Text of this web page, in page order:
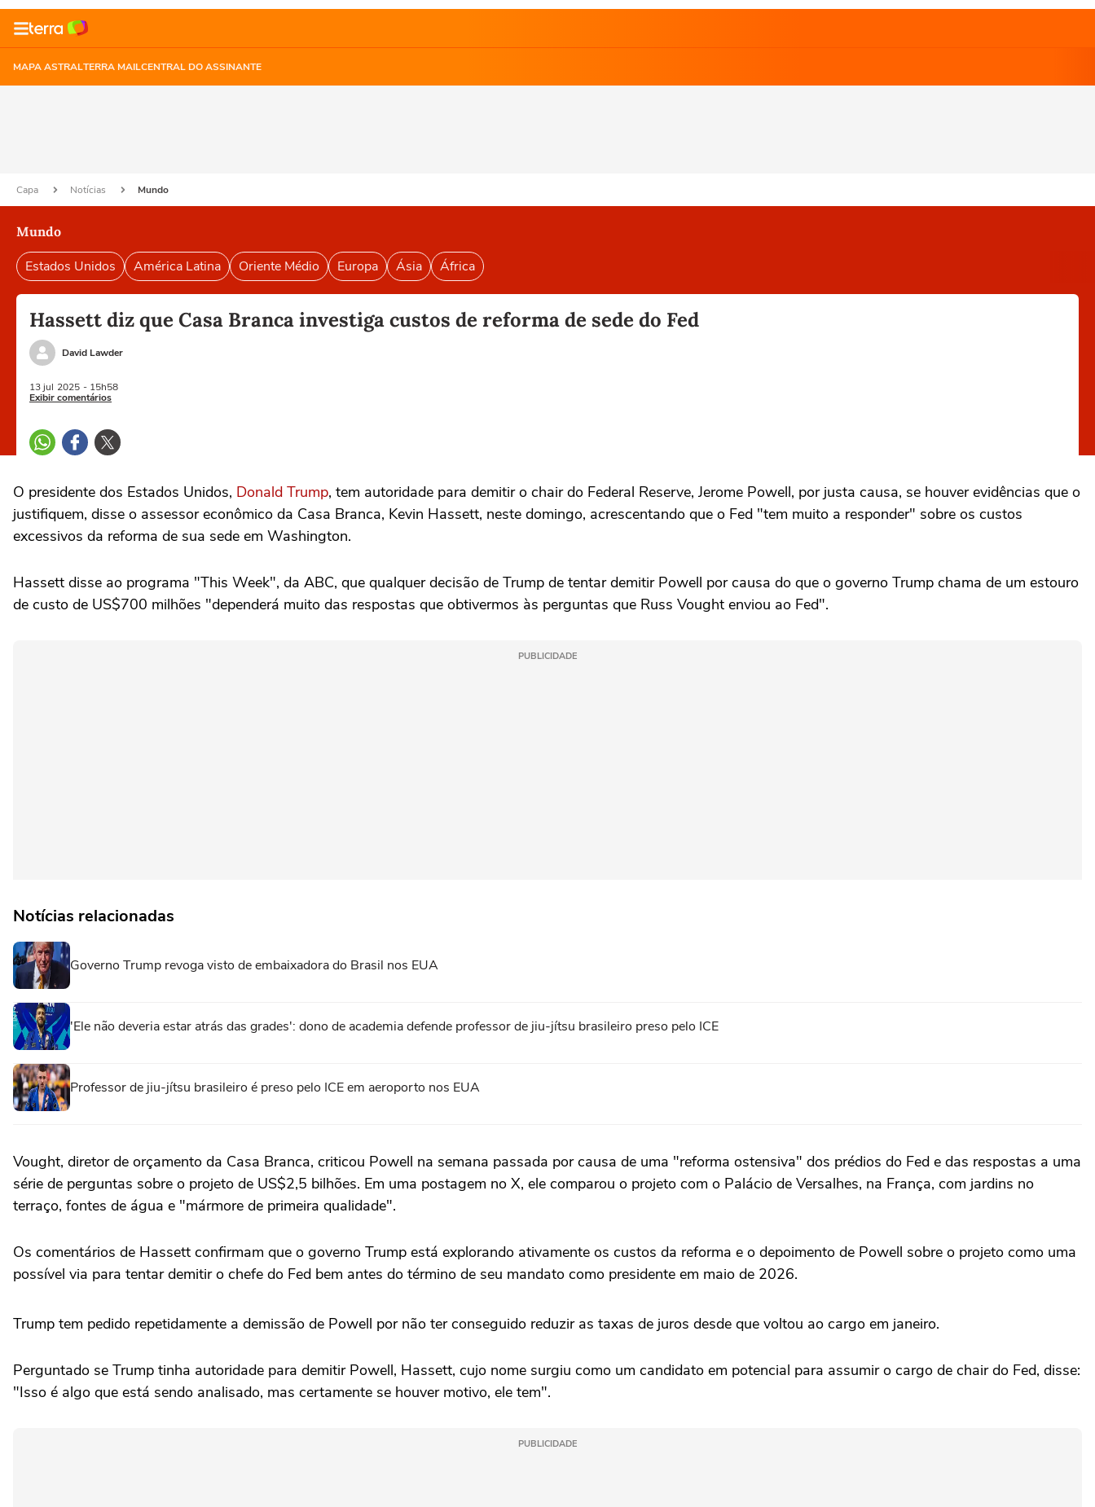
MAPA ASTRALTERRA MAILCENTRAL DO ASSINANTE
Capa Notícias Mundo
Mundo
Estados Unidos América Latina Oriente Médio Europa Ásia África
Hassett diz que Casa Branca investiga custos de reforma de sede do Fed
David Lawder
13 jul 2025 - 15h58
Exibir comentários
O presidente dos Estados Unidos, Donald Trump, tem autoridade para demitir o chair do Federal Reserve, Jerome Powell, por justa causa, se houver evidências que o
justifiquem, disse o assessor econômico da Casa Branca, Kevin Hassett, neste domingo, acrescentando que o Fed "tem muito a responder" sobre os custos
excessivos da reforma de sua sede em Washington.
Hassett disse ao programa "This Week", da ABC, que qualquer decisão de Trump de tentar demitir Powell por causa do que o governo Trump chama de um estouro
de custo de US$700 milhões "dependerá muito das respostas que obtivermos às perguntas que Russ Vought enviou ao Fed".
PUBLICIDADE
Notícias relacionadas
Governo Trump revoga visto de embaixadora do Brasil nos EUA
'Ele não deveria estar atrás das grades': dono de academia defende professor de jiu-jítsu brasileiro preso pelo ICE
Professor de jiu-jítsu brasileiro é preso pelo ICE em aeroporto nos EUA
Vought, diretor de orçamento da Casa Branca, criticou Powell na semana passada por causa de uma "reforma ostensiva" dos prédios do Fed e das respostas a uma
série de perguntas sobre o projeto de US$2,5 bilhões. Em uma postagem no X, ele comparou o projeto com o Palácio de Versalhes, na França, com jardins no
terraço, fontes de água e "mármore de primeira qualidade".
Os comentários de Hassett confirmam que o governo Trump está explorando ativamente os custos da reforma e o depoimento de Powell sobre o projeto como uma
possível via para tentar demitir o chefe do Fed bem antes do término de seu mandato como presidente em maio de 2026.
Trump tem pedido repetidamente a demissão de Powell por não ter conseguido reduzir as taxas de juros desde que voltou ao cargo em janeiro.
Perguntado se Trump tinha autoridade para demitir Powell, Hassett, cujo nome surgiu como um candidato em potencial para assumir o cargo de chair do Fed, disse:
"Isso é algo que está sendo analisado, mas certamente se houver motivo, ele tem".
PUBLICIDADE